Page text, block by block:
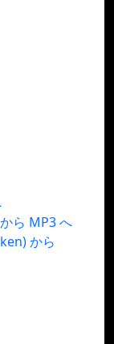
ら MP3 へ
から